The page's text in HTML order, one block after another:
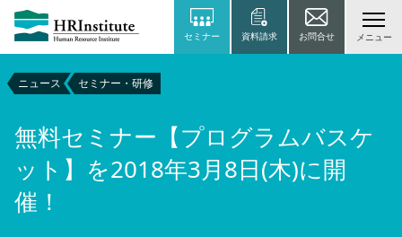
セミナー 資料請求 お問合せ メニュー
ニュース セミナー・研修
無料セミナー【プログラムバスケ
ット】を2018年3月8日(木)に開
催！